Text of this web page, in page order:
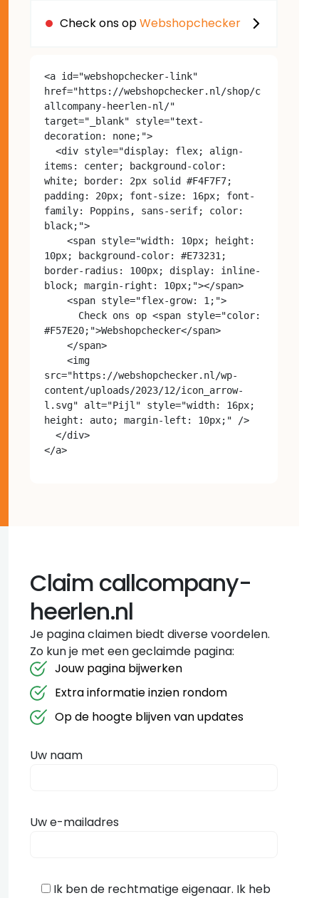
Check ons opWebshopchecker
<a id="webshopchecker-link"
href="https://webshopchecker.nl/shop/c
allcompany-heerlen-nl/"
target="_blank" style="text-
decoration: none;">
items: center; background-color:
white; border: 2px solid #F4F7F7;
padding: 20px; font-size: 16px; font-
family: Poppins, sans-serif; color:
black;">
10px; background-color: #E73231;
border-radius: 100px; display: inline-
block; margin-right: 10px;"></span>
#F57E20;">Webshopchecker</span>
src="https://webshopchecker.nl/wp-
content/uploads/2023/12/icon_arrow-
l.svg" alt="Pijl" style="width: 16px;
height: auto; margin-left: 10px;" />
Claim callcompany-
heerlen.nl
Je pagina claimen biedt diverse voordelen.
Zo kun je met een geclaimde pagina:
Jouw pagina bijwerken
Extra informatie inzien rondom
Op de hoogte blijven van updates
Uw naam
Uw e-mailadres
Ik ben de rechtmatige eigenaar. Ik heb